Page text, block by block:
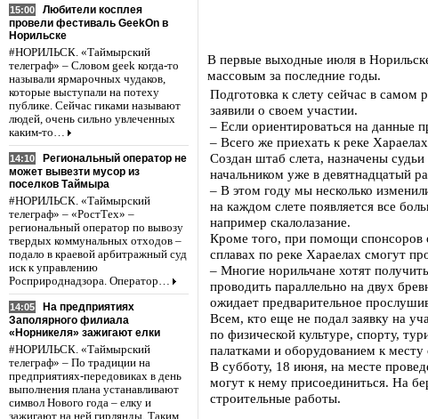
15:00
Любители косплея
провели фестиваль GeekOn в
Норильске
#НОРИЛЬСК. «Таймырский
телеграф» – Словом geek когда-то
называли ярмарочных чудаков,
которые выступали на потеху
публике. Сейчас гиками называют
людей, очень сильно увлеченных
каким-то…
14:10
Региональный оператор не
может вывезти мусор из
поселков Таймыра
#НОРИЛЬСК. «Таймырский
телеграф» – «РостТех» –
региональный оператор по вывозу
твердых коммунальных отходов –
подало в краевой арбитражный суд
иск к управлению
Росприроднадзора. Оператор…
14:05
На предприятиях
Заполярного филиала
«Норникеля» зажигают елки
#НОРИЛЬСК. «Таймырский
телеграф» – По традиции на
предприятиях-передовиках в день
выполнения плана устанавливают
символ Нового года – елку и
зажигают на ней гирлянды. Таким
В первые выходные июля в
массовым за последние годы.
Подготовка к слету сейчас в самом
заявили о своем участии.
– Если ориентироваться на данные
– Всего же приехать к реке
Создан штаб слета, назначены
начальником уже в девятнадцатый
– В этом году мы несколько
на каждом слете появляется все
например скалолазание.
Кроме того, при помощи спонсоров
сплавах по реке Хараелах смогут
– Многие норильчане хотят
проводить параллельно на двух
ожидает предварительное
Всем, кто еще не подал заявку на
по физической культуре, спорту,
палатками и оборудованием к месту
В субботу, 18 июня, на месте
могут к нему присоединиться. На
строительные работы.